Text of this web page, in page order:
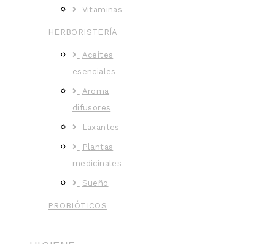
Vitaminas
HERBORISTERÍA
Aceites
esenciales
Aroma
difusores
Laxantes
Plantas
medicinales
Sueño
PROBIÓTICOS